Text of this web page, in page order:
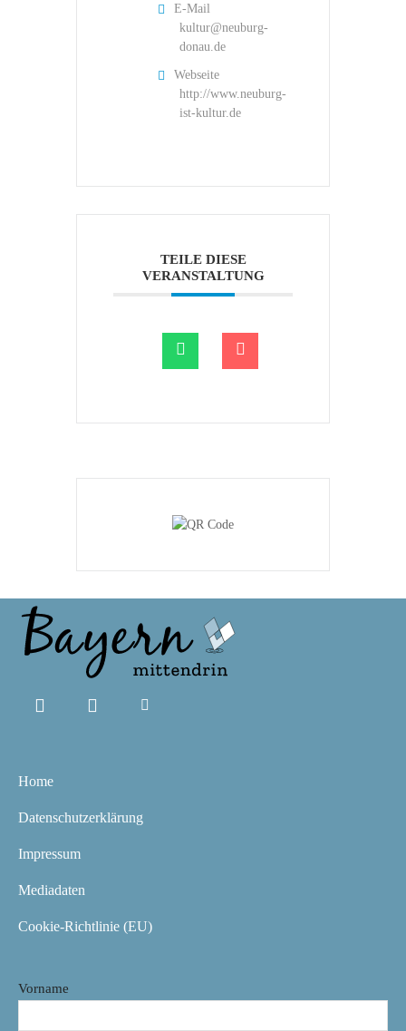
E-Mail
kultur@neuburg-
donau.de
Webseite
http://www.neuburg-
ist-kultur.de
TEILE DIESE
VERANSTALTUNG
Home
Datenschutzerklärung
Impressum
Mediadaten
Cookie-Richtlinie (EU)
Vorname